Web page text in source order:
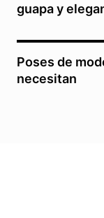
guapa y
Poses de
necesitan